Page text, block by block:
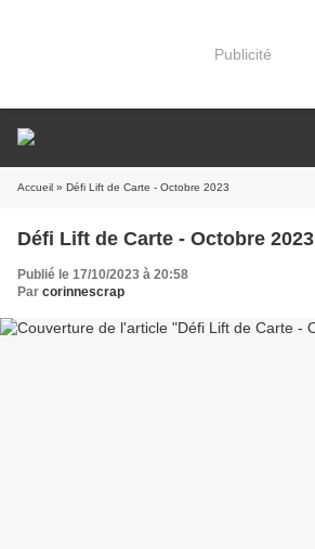
Publicité
Accueil » Défi Lift de Carte - Octobre 2023
Défi Lift de Carte - Octobre 2023
Publié le 17/10/2023 à 20:58
Par corinnescrap